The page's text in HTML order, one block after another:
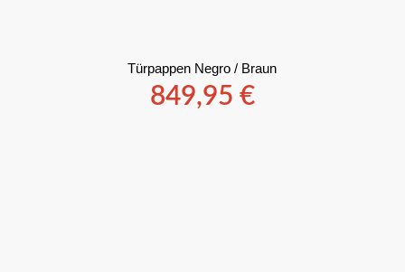
Türpappen Negro / Braun
849,95 €